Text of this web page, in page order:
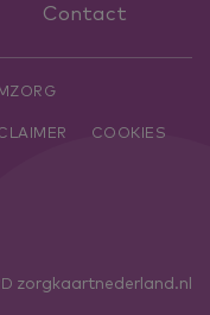
Contact
COOKIES
zorgkaartnederland.nl